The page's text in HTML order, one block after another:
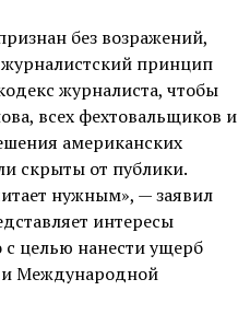
без возражений,
принцип
журналиста, чтобы
всех фехтовальщиков и
американских
скрыты от публики.
нужным», — заявил
интересы
целью нанести ущерб
и Международной